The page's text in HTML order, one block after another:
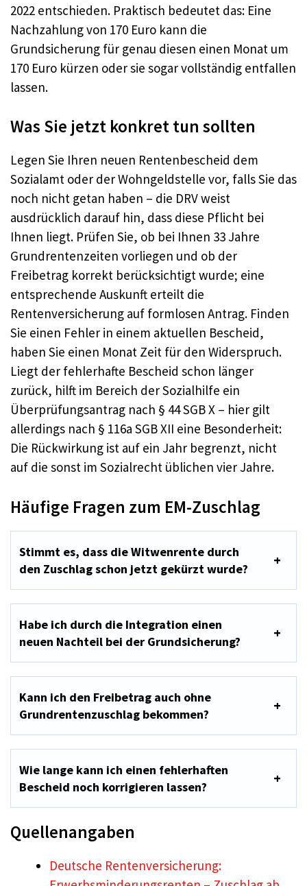
2022 entschieden. Praktisch bedeutet das: Eine
Nachzahlung von 170 Euro kann die
Grundsicherung für genau diesen einen Monat um
170 Euro kürzen oder sie sogar vollständig entfallen
lassen.
Was Sie jetzt konkret tun sollten
Legen Sie Ihren neuen Rentenbescheid dem
Sozialamt oder der Wohngeldstelle vor, falls Sie das
noch nicht getan haben – die DRV weist
ausdrücklich darauf hin, dass diese Pflicht bei
Ihnen liegt. Prüfen Sie, ob bei Ihnen 33 Jahre
Grundrentenzeiten vorliegen und ob der
Freibetrag korrekt berücksichtigt wurde; eine
entsprechende Auskunft erteilt die
Rentenversicherung auf formlosen Antrag. Finden
Sie einen Fehler in einem aktuellen Bescheid,
haben Sie einen Monat Zeit für den Widerspruch.
Liegt der fehlerhafte Bescheid schon länger
zurück, hilft im Bereich der Sozialhilfe ein
Überprüfungsantrag nach § 44 SGB X – hier gilt
allerdings nach § 116a SGB XII eine Besonderheit:
Die Rückwirkung ist auf ein Jahr begrenzt, nicht
auf die sonst im Sozialrecht üblichen vier Jahre.
Häufige Fragen zum EM-Zuschlag
Stimmt es, dass die Witwenrente durch
den Zuschlag schon jetzt gekürzt wurde?
Habe ich durch die Integration einen
neuen Nachteil bei der Grundsicherung?
Kann ich den Freibetrag auch ohne
Grundrentenzuschlag bekommen?
Wie lange kann ich einen fehlerhaften
Bescheid noch korrigieren lassen?
Quellenangaben
Deutsche Rentenversicherung: